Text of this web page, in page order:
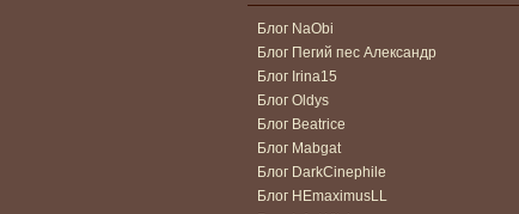
Блог NaObi
Блог Пегий пес Александр
Блог Irina15
Блог Oldys
Блог Beatrice
Блог Mabgat
Блог DarkCinephile
Блог HEmaximusLL